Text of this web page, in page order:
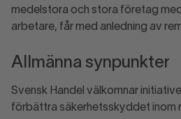
medelstora och stora företag
arbetare, får med anledning av
Allmänna synpunkter
Svensk Handel välkomnar
förbättra säkerhetsskyddet inom